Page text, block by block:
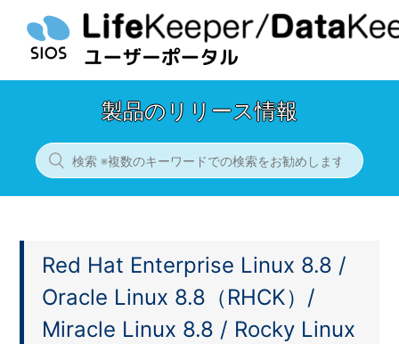
製品のリリース情報
Red Hat Enterprise Linux 8.8 /
Oracle Linux 8.8（RHCK）/
Miracle Linux 8.8 / Rocky Linux